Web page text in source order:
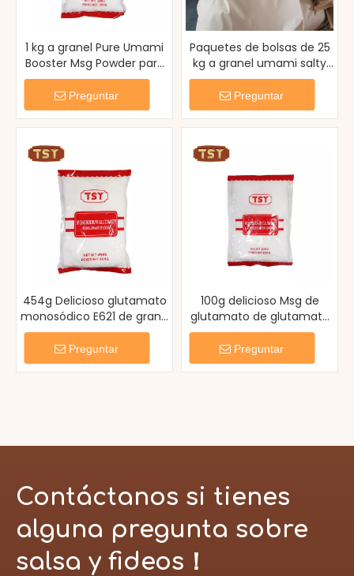
1 kg a granel Pure Umami
Booster Msg Powder para
cocinar sopa salteada
Preguntar
Paquetes de bolsas de 25
kg a granel umami salty
monosodium glutamate
msg
Preguntar
454g Delicioso glutamato
monosódico E621 de grano
fino
Preguntar
100g delicioso Msg de
glutamato de glutamato
de monosódico de
comida china inductora
de umami
Preguntar
Contáctanos si tienes
alguna pregunta sobre
salsa y fideos！